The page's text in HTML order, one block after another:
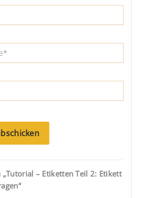
– Etiketten Teil 2: Etikett